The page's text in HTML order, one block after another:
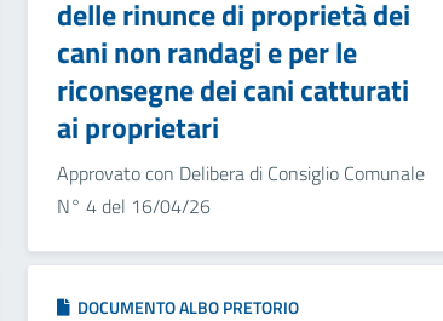
delle rinunce di proprietà dei
cani non randagi e per le
riconsegne dei cani catturati
ai proprietari
Approvato con Delibera di Consiglio Comunale
N° 4 del 16/04/26
DOCUMENTO ALBO PRETORIO